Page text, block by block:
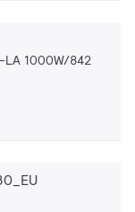
LA 1000W/842